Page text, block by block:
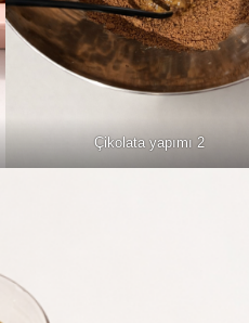
Çikolata yapımı 2